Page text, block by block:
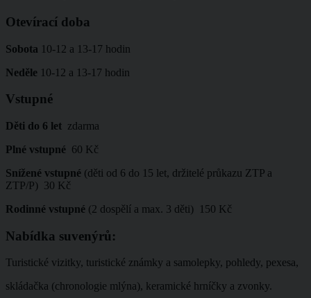
Otevírací doba
Sobota 10-12 a 13-17 hodin
Neděle 10-12 a 13-17 hodin
Vstupné
Děti do 6 let zdarma
Plné vstupné 60 Kč
Snížené vstupné (děti od 6 do 15 let, držitelé průkazu ZTP a
ZTP/P) 30 Kč
Rodinné vstupné (2 dospělí a max. 3 děti) 150 Kč
Nabídka suvenýrů:
Turistické vizitky, turistické známky a samolepky, pohledy, pexesa,
skládačka (chronologie mlýna), keramické hrníčky a zvonky.